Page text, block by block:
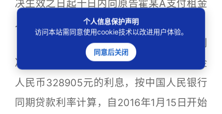
决生效之日起十日内向原告霍某A支付租金
人民币328905元；
三、被告沈阳某B传媒有限公司于本判
决生效之日起十日内向原告霍某A支付租金
人民币328905元的利息，按中国人民银行
同期贷款利率计算，自2016年1月15日开始
个人信息保护声明
访问本站需同意使用cookie技术以改进用户体验。
同意后关闭